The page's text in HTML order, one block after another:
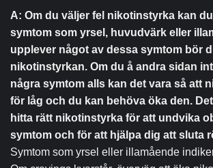
A: Om du väljer fel nikotinstyrka kan
symtom som yrsel, huvudvärk eller
upplever något av dessa symtom bör
nikotinstyrkan. Om du å andra sidan
några symtom alls kan det vara så att
för låg och du kan behöva öka den.
hitta rätt nikotinstyrka för att undvika
symtom och för att hjälpa dig att sluta
Symtom som yrsel eller illamående